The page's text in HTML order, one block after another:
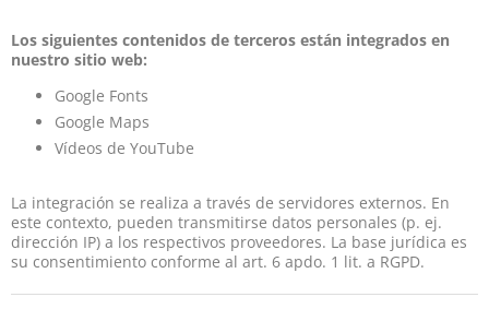
Los siguientes contenidos de terceros están integrados en
nuestro sitio web:
Google Fonts
Google Maps
Vídeos de YouTube
La integración se realiza a través de servidores externos. En
este contexto, pueden transmitirse datos personales (p. ej.
dirección IP) a los respectivos proveedores. La base jurídica es
su consentimiento conforme al art. 6 apdo. 1 lit. a RGPD.